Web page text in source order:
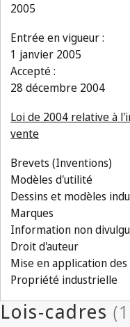
2005
Entrée en vigueur :
1 janvier 2005
Accepté :
28 décembre 2004
Loi de 2004 relative à
vente
Brevets (Inventions)
Modèles d'utilité
Dessins et modèles
Marques
Information non
Droit d'auteur
Mise en application
Propriété industrielle